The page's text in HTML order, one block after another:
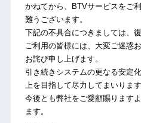
かねてから、BTVサービスをご
難うございます。
下記の不具合につきましては、
ご利用の皆様には、大変ご迷惑
お詫び申し上げます。
引き続きシステムの更なる安定
上を目指して尽力してまいります
今後とも弊社をご愛顧賜ります
ます。